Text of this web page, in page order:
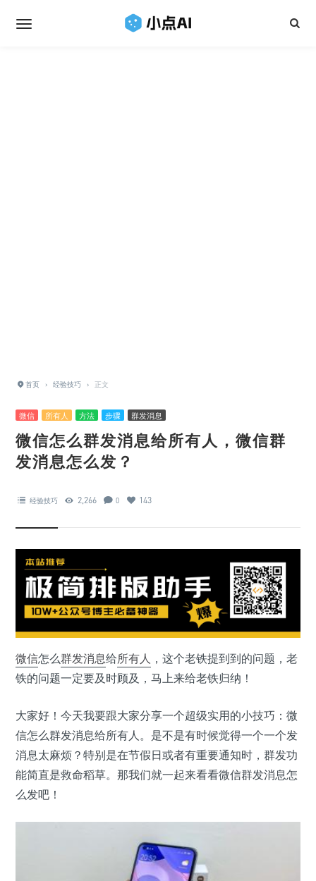
首页 › 经验技巧 › 正文
微信 所有人 方法 步骤 群发消息
微信怎么群发消息给所有人，微信群
发消息怎么发？
经验技巧 2,266 0 143
微信怎么群发消息给所有人 ，这个老铁提到到的问题，老
铁的问题一定要及时顾及，马上来给老铁归纳！
大家好！今天我要跟大家分享一个超级实用的小技巧：微
信怎么群发消息给所有人。是不是有时候觉得一个一个发
消息太麻烦？特别是在节假日或者有重要通知时，群发功
能简直是救命稻草。那我们就一起来看看微信群发消息怎
么发吧！